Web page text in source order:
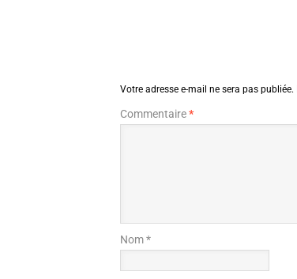
Votre adresse e-mail ne sera pas publiée.
Commentaire*
Nom *